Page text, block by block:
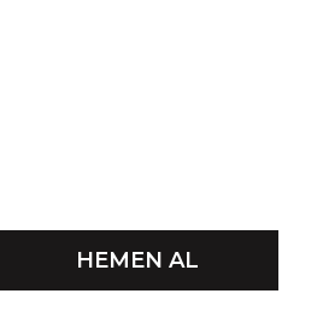
HEMEN AL